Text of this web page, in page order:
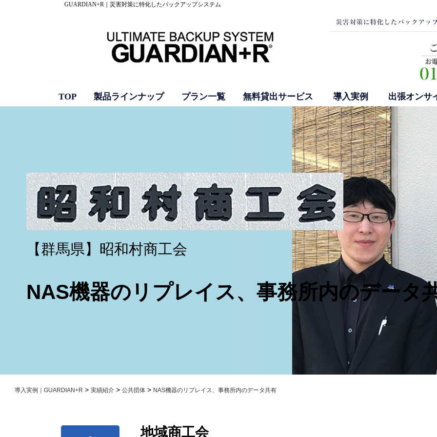
GUARDIAN+R｜災害対策に特化したバックアップシステム
TOP 製品ラインナップ プラン一覧 無料貸出サービス 導入実例 出張オンサ
【群馬県】昭和村商工会
NAS機器のリプレイス、事務所内のデータ
導入実例｜GUARDIAN+R > 実績紹介 > 公共団体 > NAS機器のリプレイス、事務所内のデータ共有
地域商工会